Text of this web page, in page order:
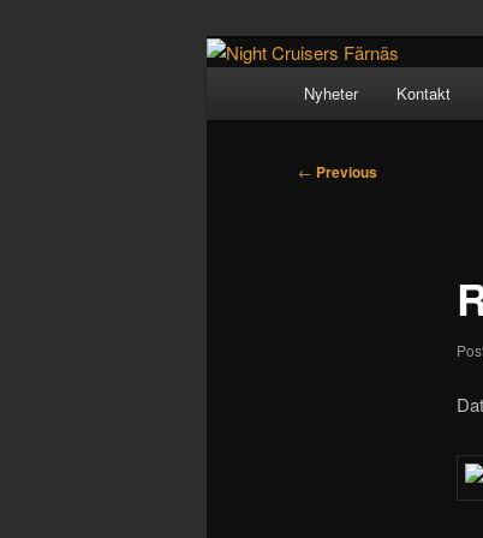
Night
Crusing since 1984
Nyheter Kontakt
Post
← Previous